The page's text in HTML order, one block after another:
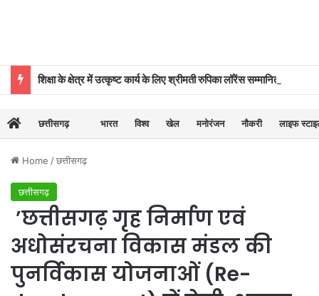
शिक्षा के क्षेत्र में उत्कृष्ट कार्य के लिए श्रीमती रुपिका लॉरेंस सम्मानित
छत्तीसगढ़ भारत विश्व खेल मनोरंजन नौकरी लाइफ
Home /छत्तीसगढ़
छत्तीसगढ़
’छत्तीसगढ़ गृह निर्माण एवं
अधोसंरचना विकास मंडल की
पुनर्विकास योजनाओं (Re-